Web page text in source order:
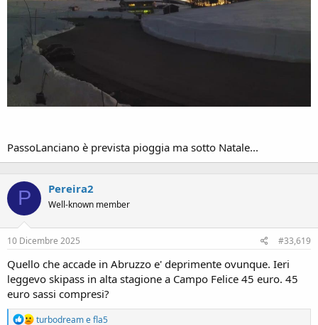
PassoLanciano è prevista pioggia ma sotto Natale...
P Pereira2
Well-known member
10 Dicembre 2025 #33,619
Quello che accade in Abruzzo e' deprimente ovunque. Ieri
leggevo skipass in alta stagione a Campo Felice 45 euro. 45
euro sassi compresi?
R
turbodreamefla5